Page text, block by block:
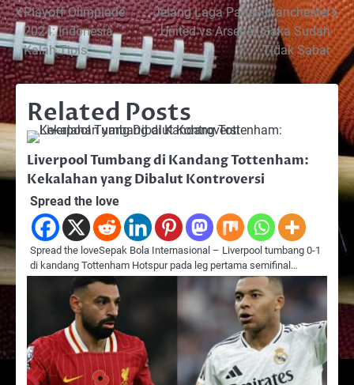
Post
navigation
Playoff Olimpiade
2024: Indonesia
Kalah Tipis
Jelang Laga Panas Manchester
United vs Arsenal, Saka Sudah
Tidak Sabar
Related Posts
Liverpool Tumbang di Kandang Tottenham:
Kekalahan yang Dibalut Kontroversi
Spread the love
Spread the loveSepak Bola Internasional – Liverpool tumbang 0-1
di kandang Tottenham Hotspur pada leg pertama semifinal…